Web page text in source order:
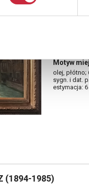
Adam
1926)
Motyw
olej, płótno;
sygn. i dat.
estymacja: 6
(1894-1985)